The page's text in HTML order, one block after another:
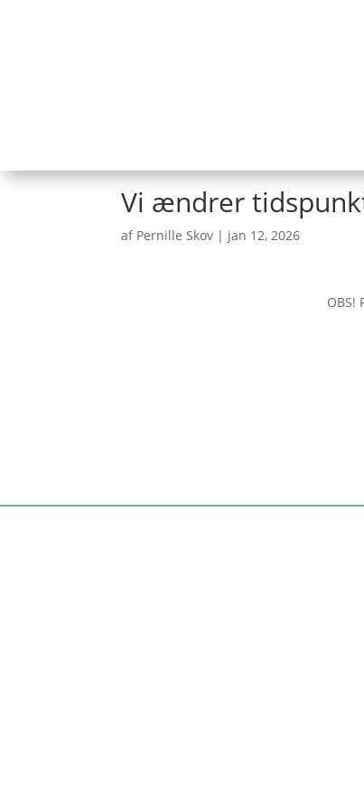
Vi ændrer
af Pernille Skov | jan 12, 2026
OBS!